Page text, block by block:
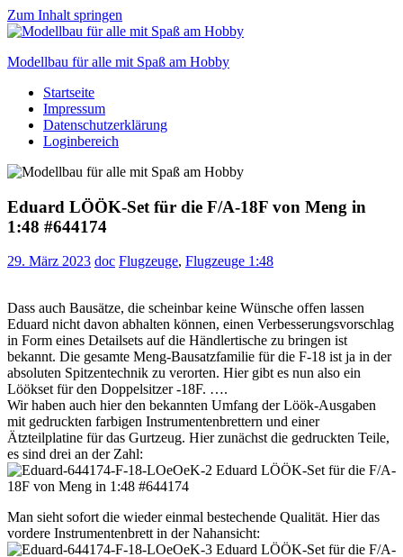
Zum Inhalt springen
Modellbau für alle mit Spaß am Hobby
Scale
modelling
to
Startseite
Impressum
Datenschutzerklärung
Loginbereich
Eduard LÖÖK-Set für die F/A-18F von Meng in
1:48 #644174
29. März 2023 doc Flugzeuge, Flugzeuge 1:48
Dass auch Bausätze, die scheinbar keine Wünsche offen lassen
Eduard nicht davon abhalten können, einen Verbesserungsvorschlag
in Form eines Detailsets auf die Händlertische zu bringen ist
bekannt. Die gesamte Meng-Bausatzfamilie für die F-18 ist ja in der
absoluten Spitzentechnik zu verorten. Hier gibt es nun also ein
Löökset für den Doppelsitzer -18F. ….
Wir haben auch hier den bekannten Umfang der Löök-Ausgaben
mit gedruckten farbigen Instrumentenbrettern und einer
Ätzteilplatine für das Gurtzeug. Hier zunächst die gedruckten Teile,
es sind drei an der Zahl:
Man sieht sofort die wieder einmal bestechende Qualität. Hier das
vordere Instrumentenbrett in der Nahansicht: